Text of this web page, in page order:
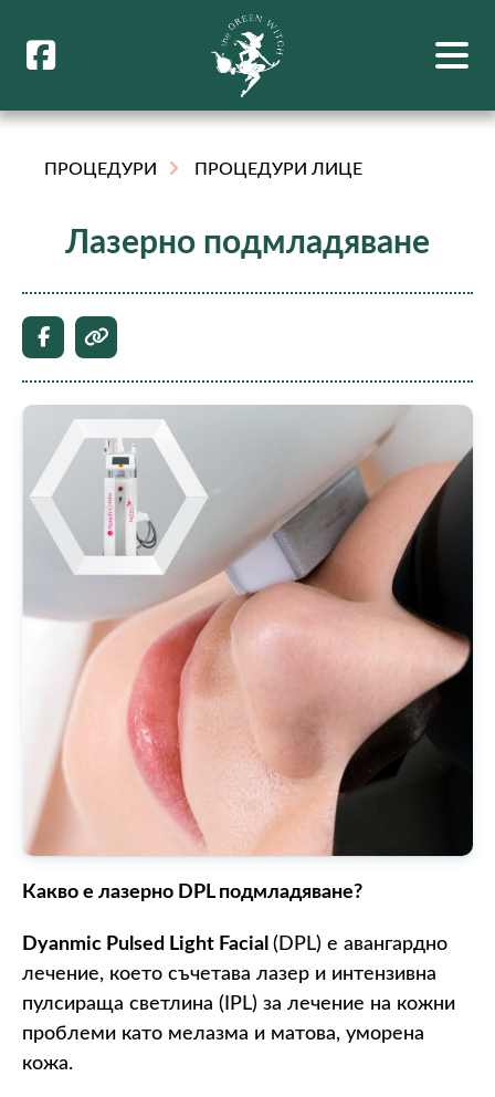
ПРОЦЕДУРИ ПРОЦЕДУРИ ЛИЦЕ
Лазерно подмладяване
Какво е лазерно DPL подмладяване?
Dyanmic Pulsed Light Facial (DPL) е авангардно
лечение, което съчетава лазер и интензивна
пулсираща светлина (IPL) за лечение на кожни
проблеми като мелазма и матова, уморена
кожа.